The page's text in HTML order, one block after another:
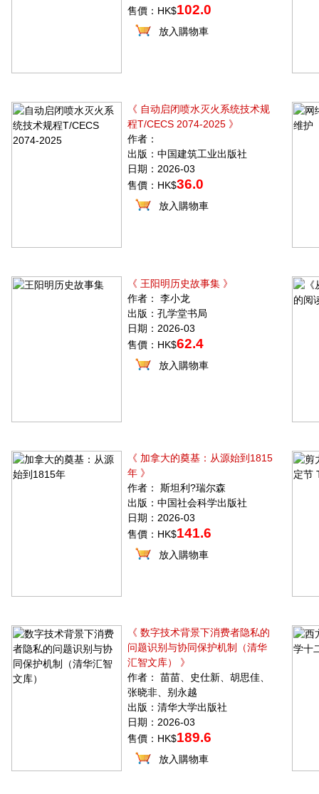
售價：HK$102.0
放入購物車
《 自动启闭喷水灭火系统技术规
程T/CECS 2074-2025 》
作者：
出版：中国建筑工业出版社
日期：2026-03
售價：HK$36.0
放入購物車
《 王阳明历史故事集 》
作者： 李小龙
出版：孔学堂书局
日期：2026-03
售價：HK$62.4
放入購物車
《 加拿大的奠基：从源始到1815
年 》
作者： 斯坦利?瑞尔森
出版：中国社会科学出版社
日期：2026-03
售價：HK$141.6
放入購物車
《 数字技术背景下消费者隐私的
问题识别与协同保护机制（清华
汇智文库） 》
作者： 苗苗、史仕新、胡思佳、
张晓非、别永越
出版：清华大学出版社
日期：2026-03
售價：HK$189.6
放入購物車